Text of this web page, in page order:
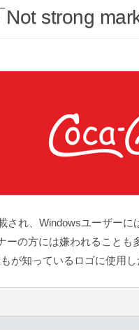
strong
され、Windowsユーザー
ーの方には嫌われることも
が知っているロゴに使用